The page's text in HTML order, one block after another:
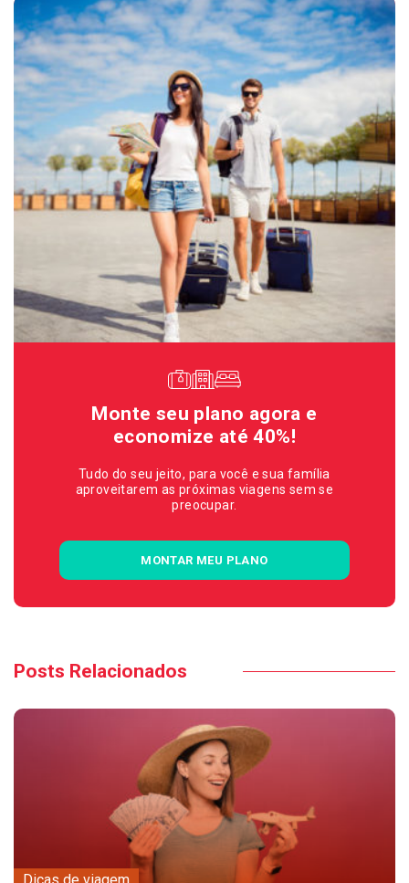
Monte seu plano agora e
economize até 40%!
Tudo do seu jeito, para você e sua família
aproveitarem as próximas viagens sem se
preocupar.
MONTAR MEU PLANO
Posts Relacionados